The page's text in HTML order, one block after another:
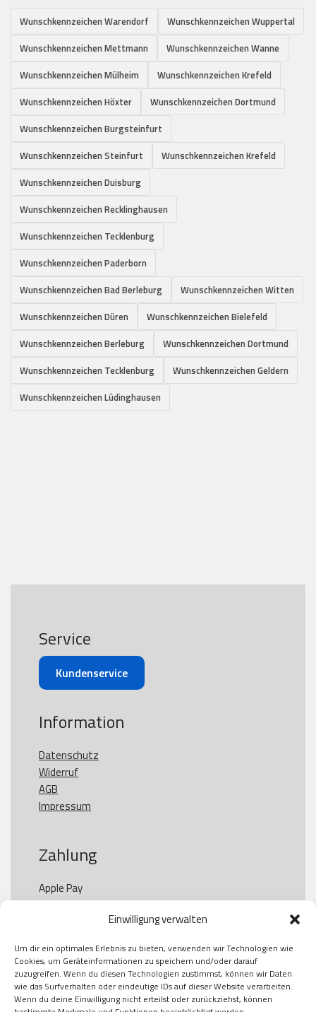
Einwilligung verwalten
Um dir ein optimales Erlebnis zu bieten, verwenden wir Technologien wie
Cookies, um Geräteinformationen zu speichern und/oder darauf
zuzugreifen. Wenn du diesen Technologien zustimmst, können wir Daten
wie das Surfverhalten oder eindeutige IDs auf dieser Website verarbeiten.
Wenn du deine Einwilligung nicht erteilst oder zurückziehst, können
Wunschkennzeichen Warendorf
Wunschkennzeichen Wuppertal
Wunschkennzeichen Mettmann
Wunschkennzeichen Wanne
Wunschkennzeichen Mülheim
Wunschkennzeichen Krefeld
Wunschkennzeichen Höxter
Wunschkennzeichen Dortmund
Wunschkennzeichen Burgsteinfurt
Wunschkennzeichen Steinfurt
Wunschkennzeichen Krefeld
Wunschkennzeichen Duisburg
Wunschkennzeichen Recklinghausen
Wunschkennzeichen Tecklenburg
Wunschkennzeichen Paderborn
Wunschkennzeichen Bad Berleburg
Wunschkennzeichen Witten
Wunschkennzeichen Düren
Wunschkennzeichen Bielefeld
Wunschkennzeichen Berleburg
Wunschkennzeichen Dortmund
Wunschkennzeichen Tecklenburg
Wunschkennzeichen Geldern
Wunschkennzeichen Lüdinghausen
Service
Kundenservice
Information
Datenschutz
Widerruf
AGB
Impressum
Zahlung
Apple Pay
Paypal
Kauf auf Rechung
Klarna
American Express